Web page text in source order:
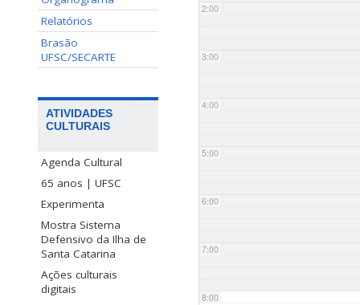
Relatórios
Brasão
UFSC/SECARTE
ATIVIDADES
CULTURAIS
Agenda Cultural
65 anos | UFSC
Experimenta
Mostra Sistema
Defensivo da Ilha de
Santa Catarina
Ações culturais
digitais
2:00
3:00
4:00
5:00
6:00
7:00
8:00